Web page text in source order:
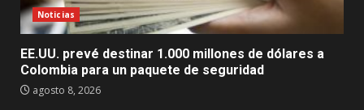
Noticias
EE.UU. prevé destinar 1.000 millones de dólares a
Colombia para un paquete de seguridad
agosto 8, 2026